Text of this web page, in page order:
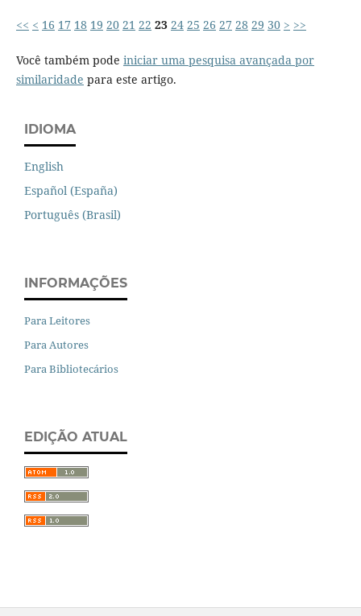
<< < 16 17 18 19 20 21 22 23 24 25 26 27 28 29 30 > >>
Você também pode iniciar uma pesquisa avançada por
similaridade para este artigo.
IDIOMA
English
Español (España)
Português (Brasil)
INFORMAÇÕES
Para Leitores
Para Autores
Para Bibliotecários
EDIÇÃO ATUAL